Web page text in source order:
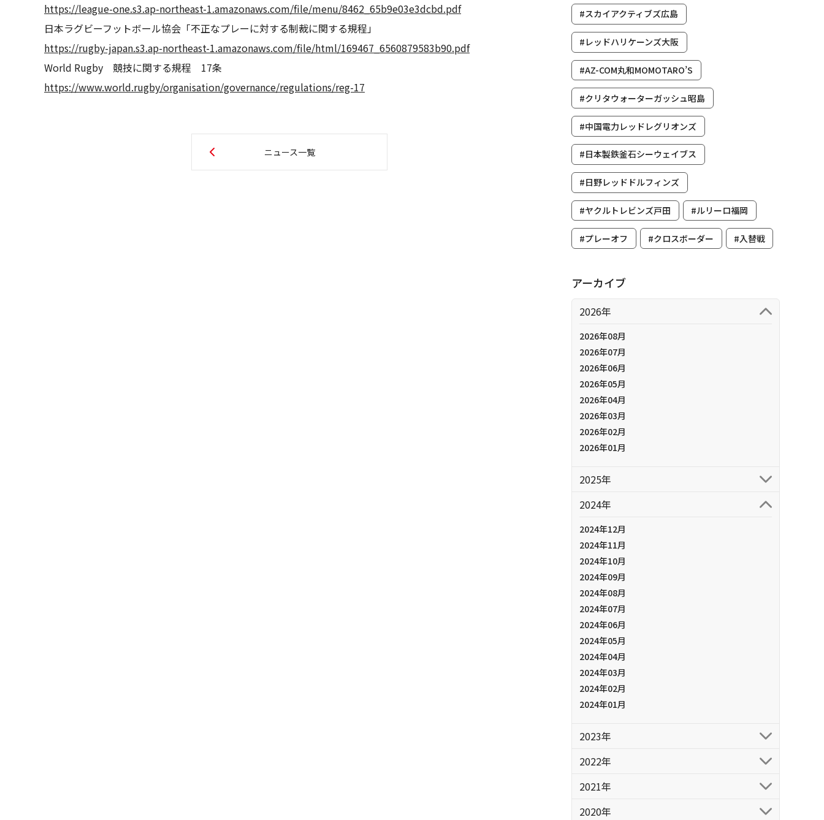
https://league-one.s3.ap-northeast-1.amazonaws.com/file/menu/8462_65b9e03e3dcbd.pdf
日本ラグビーフットボール協会「不正なプレーに対する制裁に関する規程」
https://rugby-japan.s3.ap-northeast-1.amazonaws.com/file/html/169467_6560879583b90.pdf
World Rugby 競技に関する規程 17条
https://www.world.rugby/organisation/governance/regulations/reg-17
ニュース一覧
#スカイアクティブズ広島
#レッドハリケーンズ大阪
#AZ-COM丸和MOMOTARO’S
#クリタウォーターガッシュ昭島
#中国電力レッドレグリオンズ
#日本製鉄釜石シーウェイブス
#日野レッドドルフィンズ
#ヤクルトレビンズ戸田 #ルリーロ福岡
#プレーオフ #クロスボーダー #入替戦
アーカイブ
2026年
2026年08月
2026年07月
2026年06月
2026年05月
2026年04月
2026年03月
2026年02月
2026年01月
2025年
2024年
2024年12月
2024年11月
2024年10月
2024年09月
2024年08月
2024年07月
2024年06月
2024年05月
2024年04月
2024年03月
2024年02月
2024年01月
2023年
2022年
2021年
2020年